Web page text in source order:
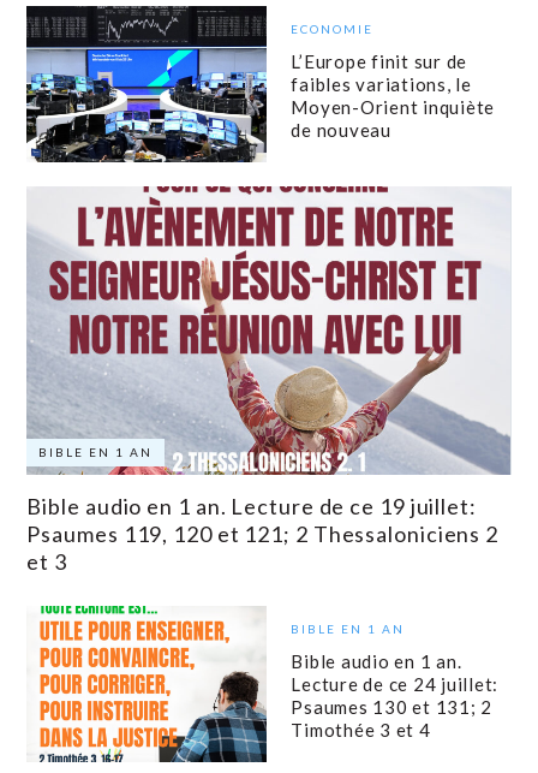
ECONOMIE
L’Europe finit sur de
faibles variations, le
Moyen-Orient inquiète
de nouveau
BIBLE EN 1 AN
Bible audio en 1 an. Lecture de ce 19 juillet:
Psaumes 119, 120 et 121; 2 Thessaloniciens 2
et 3
BIBLE EN 1 AN
Bible audio en 1 an.
Lecture de ce 24 juillet:
Psaumes 130 et 131; 2
Timothée 3 et 4